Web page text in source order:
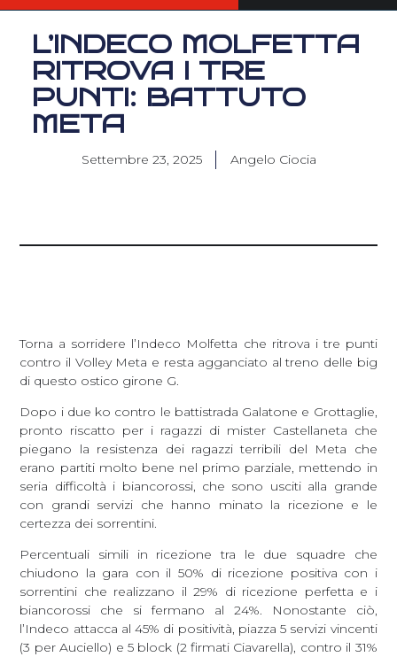
L’INDECO MOLFETTA
RITROVA I TRE
PUNTI: BATTUTO
META
Settembre 23, 2025 Angelo Ciocia
Torna a sorridere l’Indeco Molfetta che ritrova i tre punti
contro il Volley Meta e resta agganciato al treno delle big
di questo ostico girone G.
Dopo i due ko contro le battistrada Galatone e Grottaglie,
pronto riscatto per i ragazzi di mister Castellaneta che
piegano la resistenza dei ragazzi terribili del Meta che
erano partiti molto bene nel primo parziale, mettendo in
seria difficoltà i biancorossi, che sono usciti alla grande
con grandi servizi che hanno minato la ricezione e le
certezza dei sorrentini.
Percentuali simili in ricezione tra le due squadre che
chiudono la gara con il 50% di ricezione positiva con i
sorrentini che realizzano il 29% di ricezione perfetta e i
biancorossi che si fermano al 24%. Nonostante ciò,
l’Indeco attacca al 45% di positività, piazza 5 servizi vincenti
(3 per Auciello) e 5 block (2 firmati Ciavarella), contro il 31%